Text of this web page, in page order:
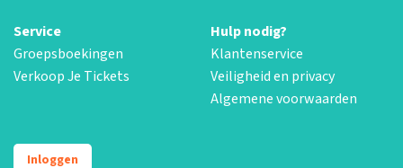
Service
Groepsboekingen
Verkoop Je Tickets
Hulp nodig?
Klantenservice
Veiligheid en privacy
Algemene voorwaarden
Inloggen